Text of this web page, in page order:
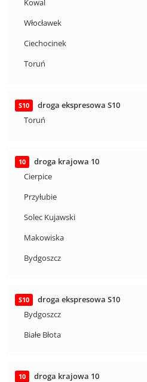
Włocławek
Ciechocinek
Toruń
S10
droga ekspresowa S10
Toruń
10
droga krajowa 10
Cierpice
Przyłubie
Solec Kujawski
Makowiska
Bydgoszcz
S10
droga ekspresowa S10
Bydgoszcz
Białe Błota
10
droga krajowa 10